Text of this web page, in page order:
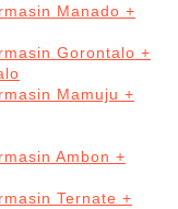
Manado +
Gorontalo +
Mamuju +
Ambon +
Ternate +